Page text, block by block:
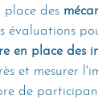
place des
évaluations
en place des
et mesurer
de